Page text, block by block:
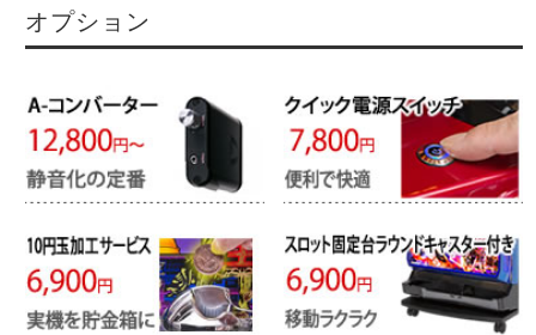
オプション